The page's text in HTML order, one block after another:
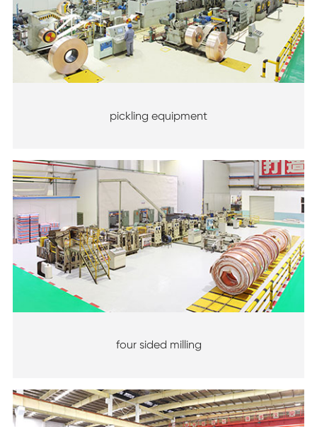
pickling equipment
four sided milling